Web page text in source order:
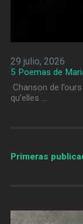
29 julio, 2026
5 Poemas de
Chanson de
qu’elles …
Primeras